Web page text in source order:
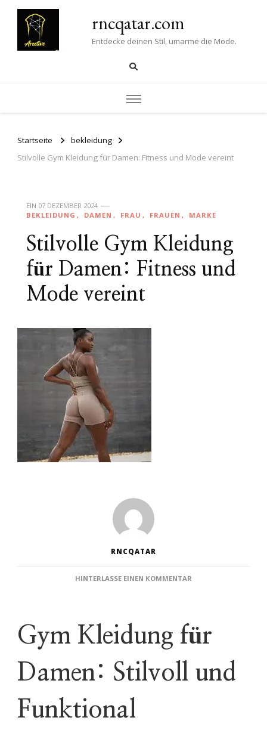
rncqatar.com
Entdecke deinen Stil, umarme die Mode.
Startseite
bekleidung
Stilvolle Gym Kleidung für Damen: Fitness und Mode vereint
EIN 07 DEZEMBER 2024
BEKLEIDUNG
DAMEN FRAU FRAUEN MARKE
Stilvolle Gym Kleidung
für Damen: Fitness und
Mode vereint
RNCQATAR
HINTERLASSE EINEN KOMMENTAR
DAMEN:
FITNESS
MODE
VEREINT
Gym Kleidung für
Damen: Stilvoll und
Funktional